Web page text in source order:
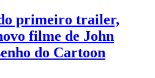
primeiro trailer,
filme de John
do Cartoon